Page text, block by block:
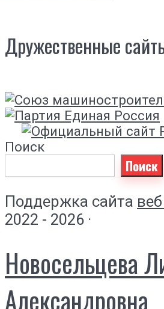
Дружественные
Поиск
Поиск
Поддержка сайта
2022 - 2026 ·
Новосельцева
Александровна